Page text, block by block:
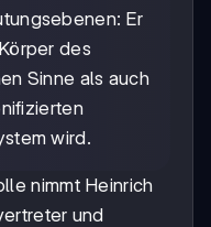
Er
des
Sinne als auch
wird.
nimmt Heinrich
und